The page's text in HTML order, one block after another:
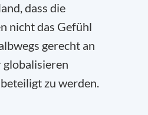
dass die
nicht das Gefühl
gerecht an
globalisieren
zu werden.